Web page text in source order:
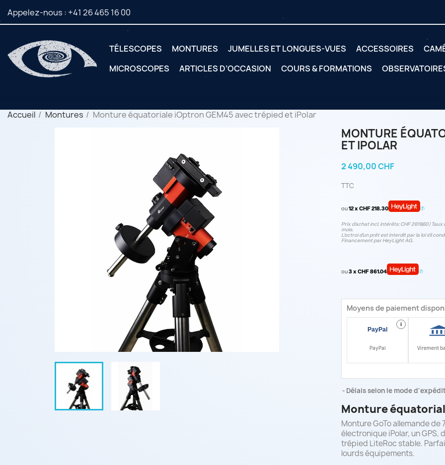
Appelez-nous : +41 26 465 16 00
TÉLESCOPES MONTURES JUMELLES ET LONGUES-VUES ACCESSOIRES
MICROSCOPES
ARTICLES D’OCCASION COURS & FORMATIONS
Accueil Montures Monture équatoriale iOptron GEM45 avec trépied et iPolar
MONTURE
ET IPOLAR
2 490,00 CHF
TTC
ou12 x CHF 218.30
Prix d’achat incl. intérêts: CHF 2619.60 |
mois.
L'octroi d'un prêt est interdit par la loi s'il
Financement par HeyLight AG.
ou3 x CHF 861.04
Moyens de paiement
i
PayPal Virement
Délais selon le mode
Monture
Monture GoTo allemande
électronique iPolar, un
trépied LiteRoc stable.
lourds équipements.